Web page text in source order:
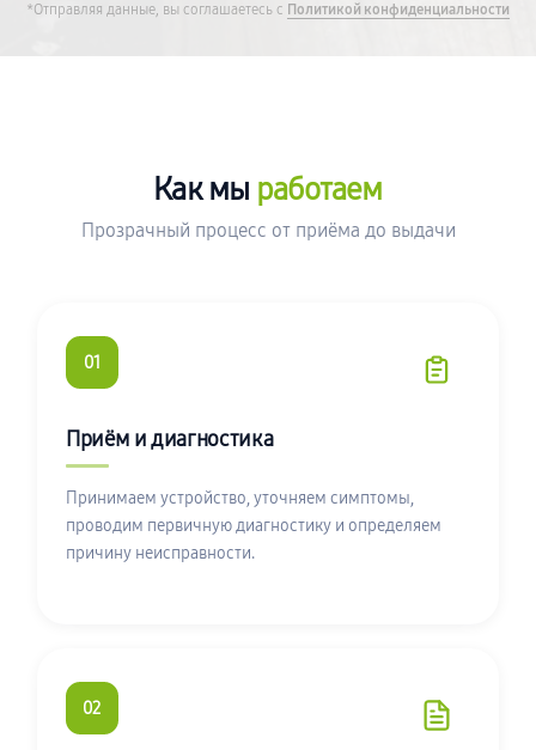
*Отправляя данные, вы соглашаетесь с Политикой конфиденциальности
Как мы работаем
Прозрачный процесс от приёма до выдачи
01
Приём и диагностика
Принимаем устройство, уточняем симптомы,
проводим первичную диагностику и определяем
причину неисправности.
02